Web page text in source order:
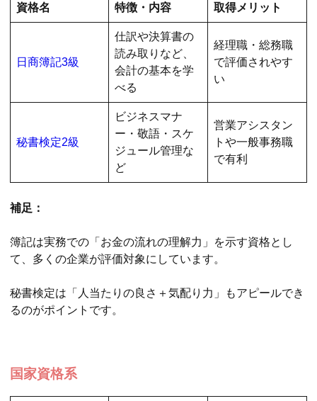
資格名 特徴・内容 取得メリット
日商簿記3級
仕訳や決算書の
読み取りなど、
会計の基本を学
べる
経理職・総務職
で評価されやす
い
秘書検定2級
ビジネスマナ
ー・敬語・スケ
ジュール管理な
ど
営業アシスタン
トや一般事務職
で有利
補足：
簿記は実務での「お金の流れの理解力」を示す資格とし
て、多くの企業が評価対象にしています。
秘書検定は「人当たりの良さ＋気配り力」もアピールでき
るのがポイントです。
国家資格系